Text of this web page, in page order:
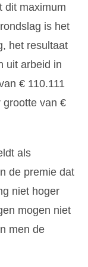
dit maximum
is het
het resultaat
uit arbeid in
€ 110.111
grootte van €
als
de premie dat
niet hoger
mogen niet
men de